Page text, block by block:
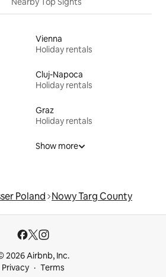
Vienna
Holiday rentals
Cluj-Napoca
Holiday rentals
Graz
Holiday rentals
Show more
Poland Nowy Targ County
2026 Airbnb, Inc.
Privacy
Terms